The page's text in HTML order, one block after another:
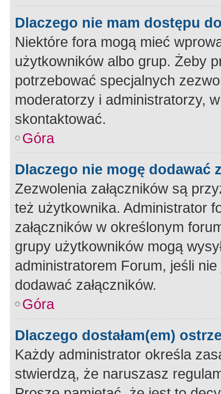
Dlaczego nie mam dostępu
Niektóre fora mogą mieć
użytkowników albo grup. Żeby
potrzebować specjalnych
moderatorzy i administratorzy,
skontaktować.
Góra
Dlaczego nie mogę dodawać
Zezwolenia załączników są
też użytkownika. Administrator
załączników w określonym
grupy użytkowników mogą
administratorem Forum, jeśli
dodawać załączników.
Góra
Dlaczego dostałam(em)
Każdy administrator określa
stwierdzą, że naruszasz